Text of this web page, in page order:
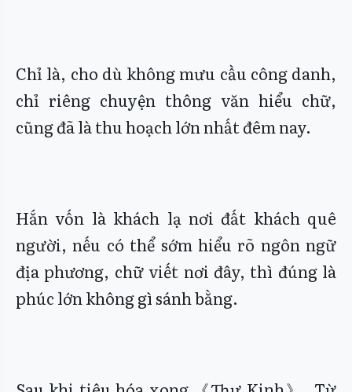
Chỉ là, cho dù không mưu cầu công danh,
chỉ riêng chuyện thông văn hiểu chữ,
cũng đã là thu hoạch lớn nhất đêm nay.
Hắn vốn là khách lạ nơi đất khách quê
người, nếu có thể sớm hiểu rõ ngôn ngữ
địa phương, chữ viết nơi đây, thì đúng là
phúc lớn không gì sánh bằng.